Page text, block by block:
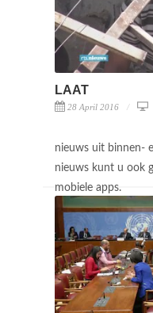
LAAT
28 April 2016
nieuws uit binnen-
nieuws kunt u ook
mobiele apps.